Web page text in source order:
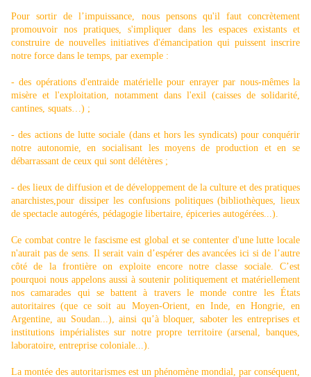
Pour sortir de l’impuissance, nous pensons qu'il faut concrètement
promouvoir nos pratiques, s'impliquer dans les espaces existants et
construire de nouvelles initiatives d'émancipation qui puissent inscrire
notre force dans le temps, par exemple :
- des opérations d'entraide matérielle pour enrayer par nous-mêmes la
misère et l'exploitation, notamment dans l'exil (caisses de solidarité,
cantines, squats…) ;
- des actions de lutte sociale (dans et hors les syndicats) pour conquérir
notre autonomie, en socialisant les moyens de production et en se
débarrassant de ceux qui sont délétères ;
- des lieux de diffusion et de développement de la culture et des pratiques
anarchistes,pour dissiper les confusions politiques (bibliothèques, lieux
de spectacle autogérés, pédagogie libertaire, épiceries autogérées...).
Ce combat contre le fascisme est global et se contenter d'une lutte locale
n'aurait pas de sens. Il serait vain d’espérer des avancées ici si de l’autre
côté de la frontière on exploite encore notre classe sociale. C’est
pourquoi nous appelons aussi à soutenir politiquement et matériellement
nos camarades qui se battent à travers le monde contre les États
autoritaires (que ce soit au Moyen-Orient, en Inde, en Hongrie, en
Argentine, au Soudan...), ainsi qu’à bloquer, saboter les entreprises et
institutions impérialistes sur notre propre territoire (arsenal, banques,
laboratoire, entreprise coloniale...).
La montée des autoritarismes est un phénomène mondial, par conséquent,